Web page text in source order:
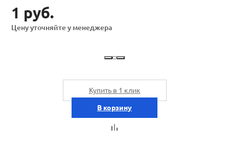
1 руб.
Цену уточняйте у менеджера
Купить в 1 клик
В корзину